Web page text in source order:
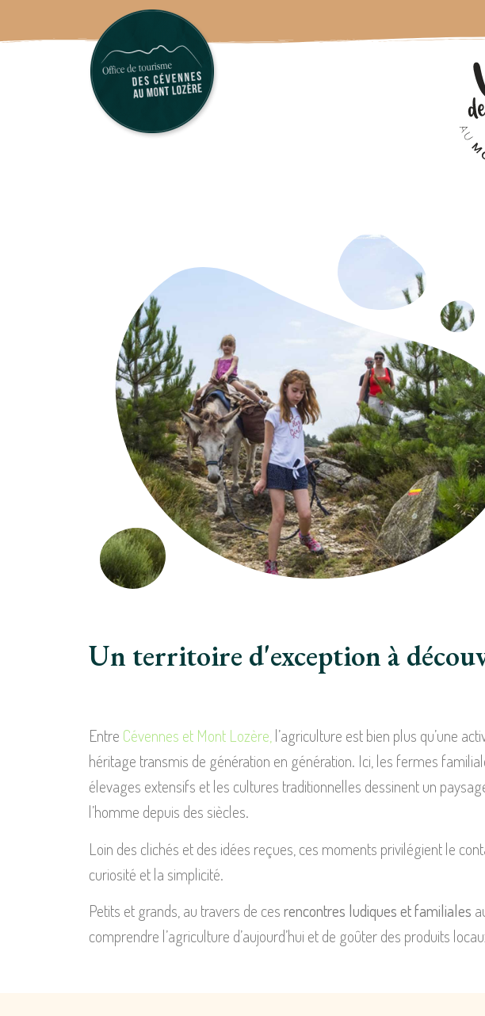
Un territoire d'exception à
Entre Cévennes et Mont Lozère, l’agriculture est bien plus qu’une
héritage transmis de génération en génération. Ici, les fermes
élevages extensifs et les cultures traditionnelles dessinent un
l’homme depuis des siècles.
Loin des clichés et des idées reçues, ces moments privilégient le
curiosité et la simplicité.
Petits et grands, au travers de cesrencontres ludiques et familiales
comprendre l’agriculture d’aujourd’hui et de goûter des produits